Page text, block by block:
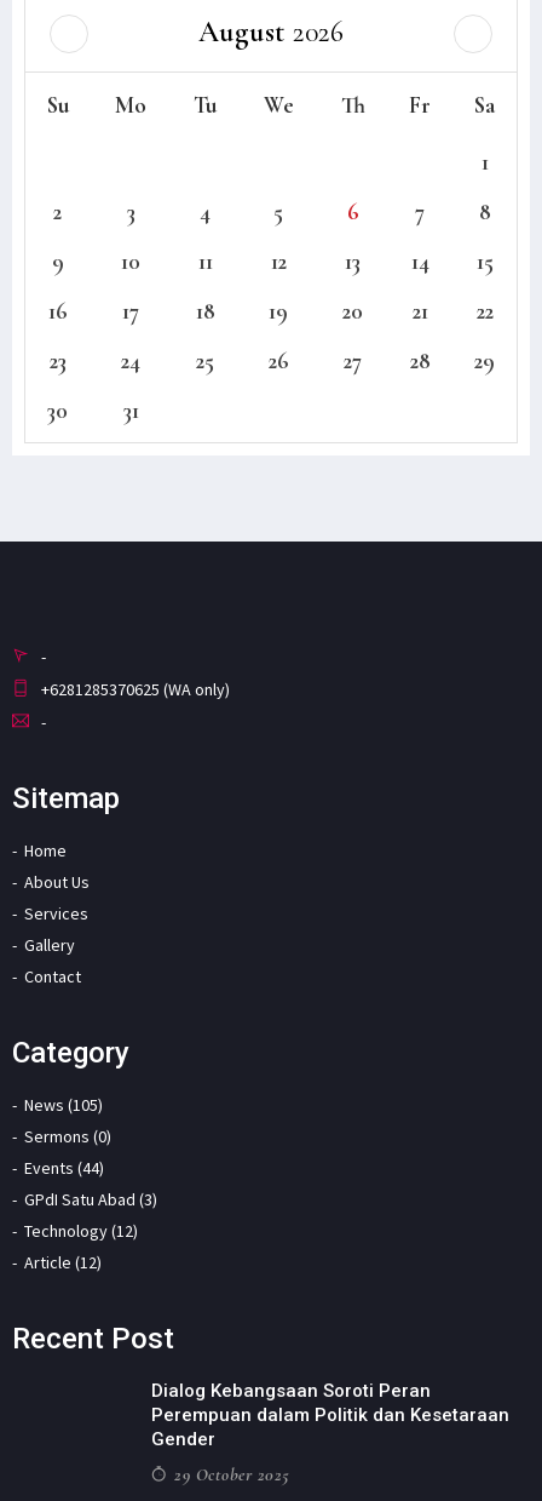
August 2026
Su Mo Tu We Th Fr Sa
1
2
3 4 5 6 7
8
9
10 11 12 13 14
15
16
17 18 19 20 21
22
23
24 25 26 27 28
29
30
31
-
+6281285370625 (WA only)
-
Sitemap
Home
About Us
Services
Gallery
Contact
Category
News (105)
Sermons (0)
Events (44)
GPdI Satu Abad (3)
Technology (12)
Article (12)
Recent Post
Dialog Kebangsaan Soroti Peran
Perempuan dalam Politik dan Kesetaraan
Gender
29 October 2025